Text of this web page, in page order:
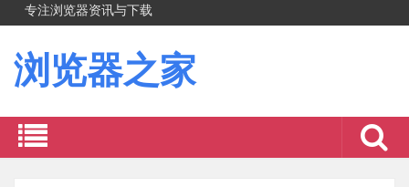
专注浏览器资讯与下载
浏览器之家